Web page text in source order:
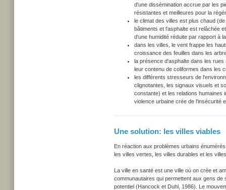
d'une dissémination accrue par les
résistantes et meilleures pour la
le climat des villes est plus chaud
bâtiments et l'asphalte est relâchée
d'une humidité réduite par rapport à
dans les villes, le vent frappe les
croissance des feuilles dans les
la présence d'asphalte dans les
leur contenu de coliformes dans les
les différents stresseurs de
clignotantes, les signaux visuels et
constante) et les relations humaines
violence urbaine crée de l'insécurité
Une solution: les villes viables
En réaction aux problèmes urbains
les villes vertes, les villes durables et les
La ville en santé est une ville où on crée et
communautaires qui permettent aux gens de
potentiel (Hancock et Duhl, 1986). Le